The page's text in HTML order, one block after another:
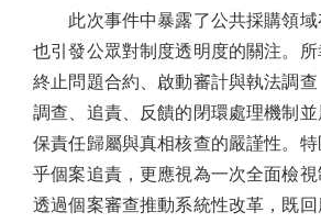
此次事件中暴露了公共採購領域
也引發公眾對制度透明度的關注。
終止問題合約、啟動審計與執法調
調查、追責、反饋的閉環處理機制
保責任歸屬與真相核查的嚴謹性。
乎個案追責，更應視為一次全面檢視
透過個案審查推動系統性改革，既